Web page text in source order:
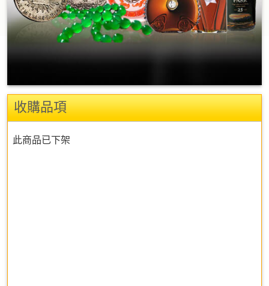
收購品項
此商品已下架